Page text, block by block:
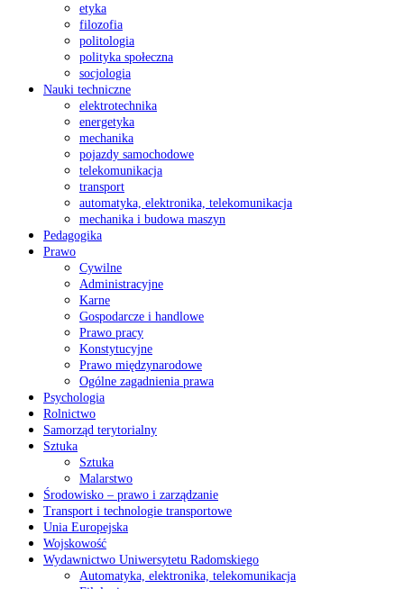
etyka
filozofia
politologia
polityka społeczna
socjologia
Nauki techniczne
elektrotechnika
energetyka
mechanika
pojazdy samochodowe
telekomunikacja
transport
automatyka, elektronika, telekomunikacja
mechanika i budowa maszyn
Pedagogika
Prawo
Cywilne
Administracyjne
Karne
Gospodarcze i handlowe
Prawo pracy
Konstytucyjne
Prawo międzynarodowe
Ogólne zagadnienia prawa
Psychologia
Rolnictwo
Samorząd terytorialny
Sztuka
Sztuka
Malarstwo
Środowisko – prawo i zarządzanie
Transport i technologie transportowe
Unia Europejska
Wojskowość
Wydawnictwo Uniwersytetu Radomskiego
Automatyka, elektronika, telekomunikacja